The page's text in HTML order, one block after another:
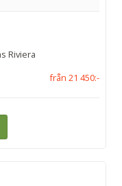
Riviera
från 21 450:-